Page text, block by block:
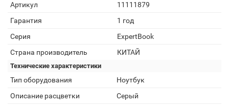
Артикул
11111879
Гарантия
1 год
Серия
ExpertBook
Страна производитель
КИТАЙ
Технические характеристики
Тип оборудования
Ноутбук
Описание расцветки
Серый